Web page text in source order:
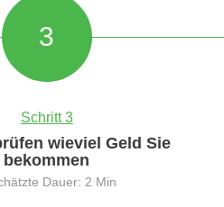
3
Schritt 3
wieviel Geld Sie
bekommen
Dauer: 2 Min